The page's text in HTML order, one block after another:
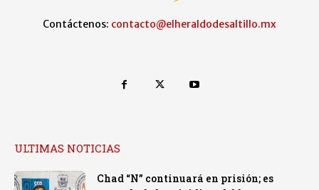
Contáctenos: contacto@elheraldodesaltillo.mx
ULTIMAS NOTICIAS
Chad “N” continuará en prisión; es